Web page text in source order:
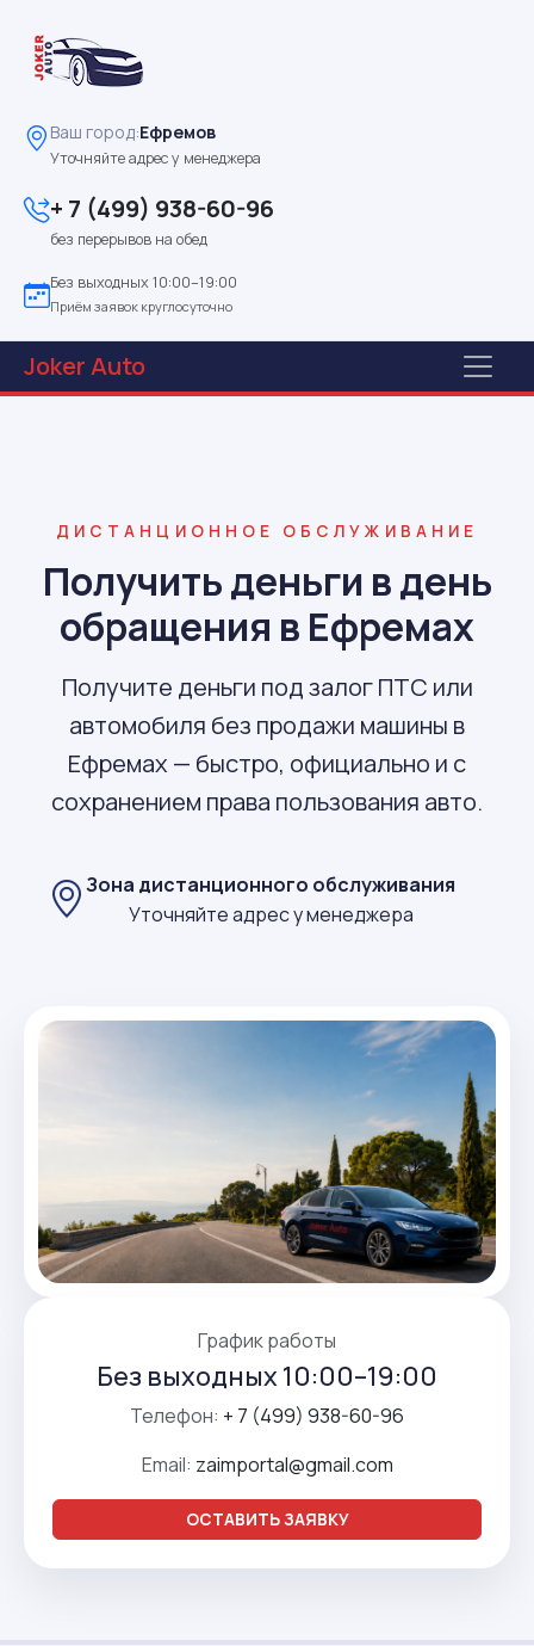
Ваш город:Ефремов
Уточняйте адрес у менеджера
+ 7 (499) 938-60-96
без перерывов на обед
Без выходных 10:00–19:00
Приём заявок круглосуточно
JokerAuto
ДИСТАНЦИОННОЕ ОБСЛУЖИВАНИЕ
Получить деньги в день
обращения в Ефремах
Получите деньги под залог ПТС или
автомобиля без продажи машины в
Ефремах — быстро, официально и с
сохранением права пользования авто.
Зона дистанционного обслуживания
Уточняйте адрес у менеджера
График работы
Без выходных 10:00–19:00
Телефон: + 7 (499) 938-60-96
Email: zaimportal@gmail.com
ОСТАВИТЬ ЗАЯВКУ